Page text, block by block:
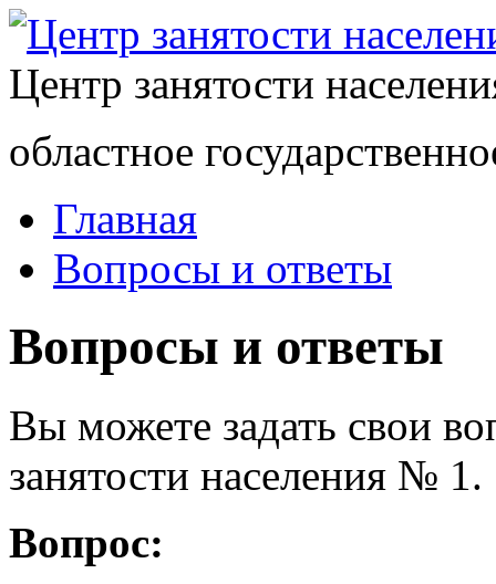
Центр занятости
областное
Главная
Вопросы и ответы
Вопросы и ответы
Вы можете задать свои
занятости населения № 1.
Вопрос: